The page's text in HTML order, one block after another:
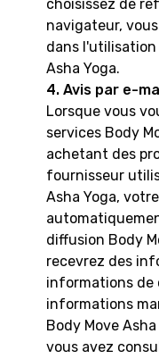
choisissez de
navigateur,
dans l'utilisation
Asha Yoga.
4. Avis par e-
Lorsque vous
services Body
achetant des
fournisseur
Asha Yoga,
diffusion Body
recevrez des
informations de
informations
Body Move
vous avez